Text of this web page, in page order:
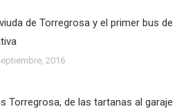
de Torregrosa y el primer bus de
2016
Torregrosa, de las tartanas al garaje